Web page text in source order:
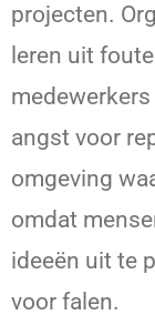
projecten.
leren uit
angst voor
omgeving
omdat
ideeën uit te
voor falen.